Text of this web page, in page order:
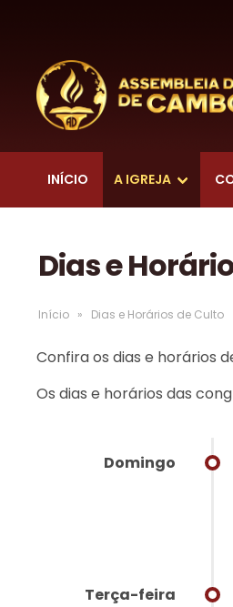
INÍCIO A IGREJA
Dias e
Início » Dias e Horários de Culto
Confira os dias e horários
Os dias e horários das